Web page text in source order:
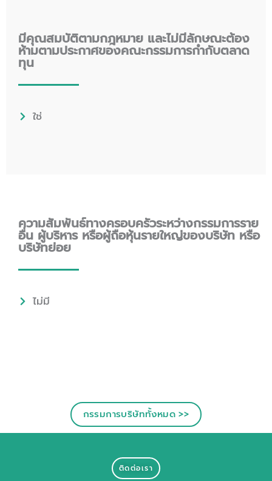
มีคุณสมบัติตามกฎหมาย และไม่มีลักษณะต้อง
ห้ามตามประกาศของคณะกรรมการกำกับตลาด
ทุน
ใช่
ความสัมพันธ์ทางครอบครัวระหว่างกรรมการราย
อื่น ผู้บริหาร หรือผู้ถือหุ้นรายใหญ่ของบริษัท หรือ
บริษัทย่อย
ไม่มี
กรรมการบริษัททั้งหมด >>
ติดต่อเรา